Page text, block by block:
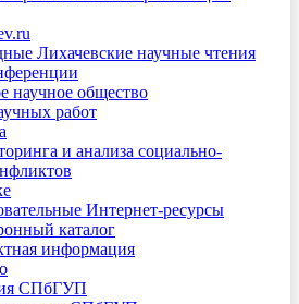
Лихачевские научные чтения
научное общество
работ
и анализа социально-
Интернет-ресурсы
каталог
информация
СПбГУП